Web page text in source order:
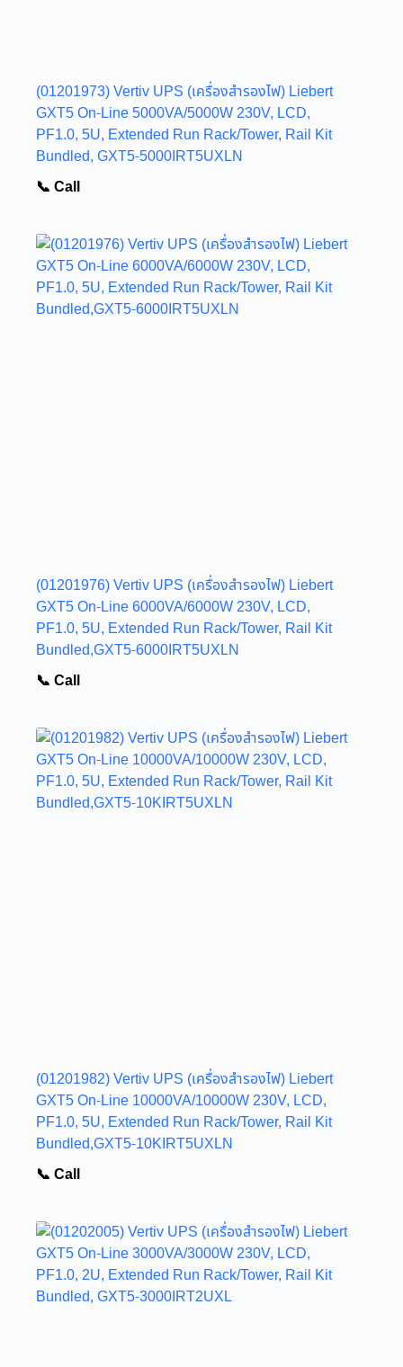
(01201973) Vertiv UPS (เครื่องสำรองไฟ) Liebert
GXT5 On-Line 5000VA/5000W 230V, LCD,
PF1.0, 5U, Extended Run Rack/Tower, Rail Kit
Bundled, GXT5-5000IRT5UXLN
📞 Call
(01201976) Vertiv UPS (เครื่องสำรองไฟ) Liebert
GXT5 On-Line 6000VA/6000W 230V, LCD,
PF1.0, 5U, Extended Run Rack/Tower, Rail Kit
Bundled,GXT5-6000IRT5UXLN
📞 Call
(01201982) Vertiv UPS (เครื่องสำรองไฟ) Liebert
GXT5 On-Line 10000VA/10000W 230V, LCD,
PF1.0, 5U, Extended Run Rack/Tower, Rail Kit
Bundled,GXT5-10KIRT5UXLN
📞 Call